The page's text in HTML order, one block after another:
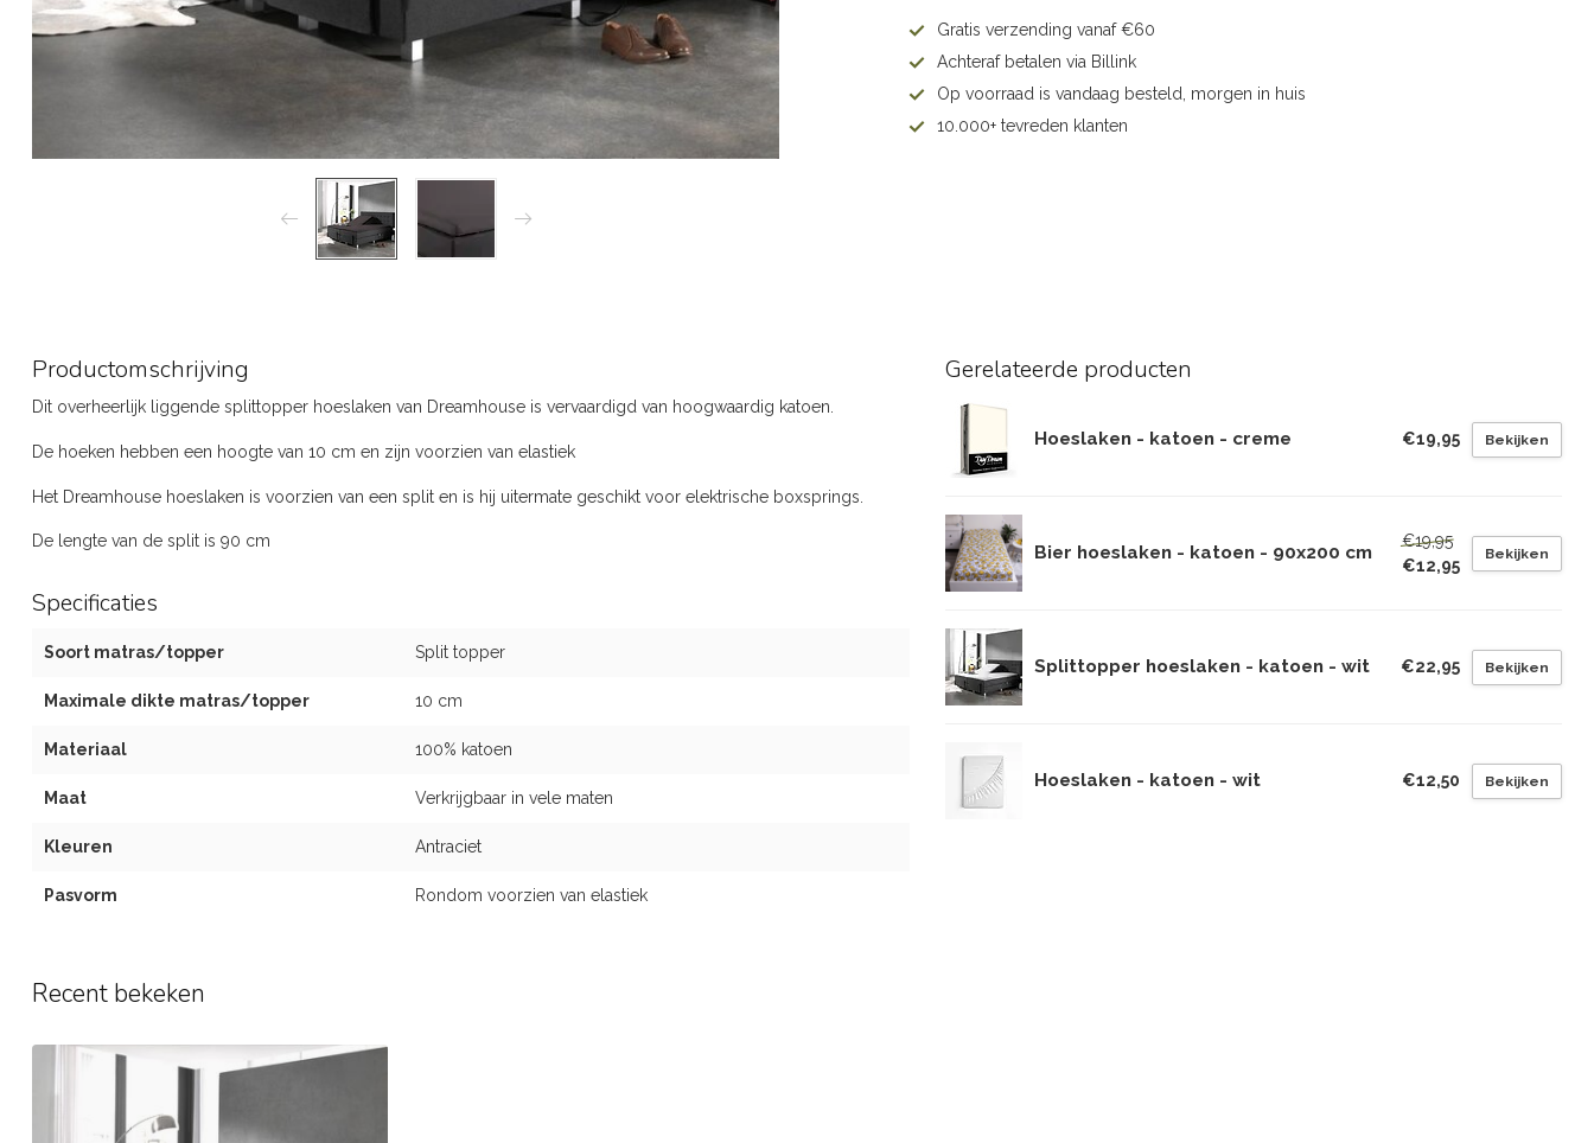
Gratis verzending vanaf €60
Achteraf betalen via Billink
Op voorraad is vandaag besteld, morgen in huis
10.000+ tevreden klanten
Productomschrijving
Dit overheerlijk liggende splittopper hoeslaken van Dreamhouse is vervaardigd van hoogwaardig katoen.
De hoeken hebben een hoogte van 10 cm en zijn voorzien van elastiek
Het Dreamhouse hoeslaken is voorzien van een split en is hij uitermate geschikt voor elektrische boxsprings.
De lengte van de split is 90 cm
Specificaties
Soort matras/topper Split topper
Maximale dikte matras/topper 10 cm
Materiaal 100% katoen
Maat Verkrijgbaar in vele maten
Kleuren Antraciet
Pasvorm Rondom voorzien van elastiek
Gerelateerde producten
Hoeslaken - katoen - creme €19,95 Bekijken
Bier hoeslaken - katoen - 90x200 cm
€19,95
€12,95
Bekijken
Splittopper hoeslaken - katoen - wit €22,95 Bekijken
Hoeslaken - katoen - wit €12,50 Bekijken
Recent bekeken